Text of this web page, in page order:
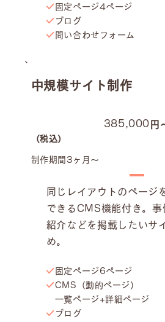
固定ページ4ページ
ブログ
問い合わせフォーム
中規模サイト制作
385,000 円
（税込）
制作期間3ヶ月〜
同じレイアウトのページ
できるCMS機能付き。事
紹介などを掲載したいサ
め。
固定ページ6ページ
CMS（動的ページ）
一覧ページ+詳細ページ
ブログ